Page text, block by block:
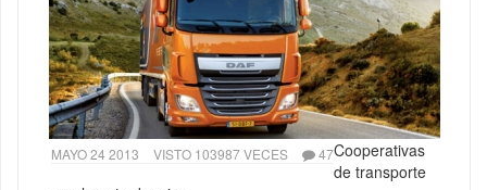
MAYO 24 2013 VISTO 103987 VECES 47Cooperativas
de transporte